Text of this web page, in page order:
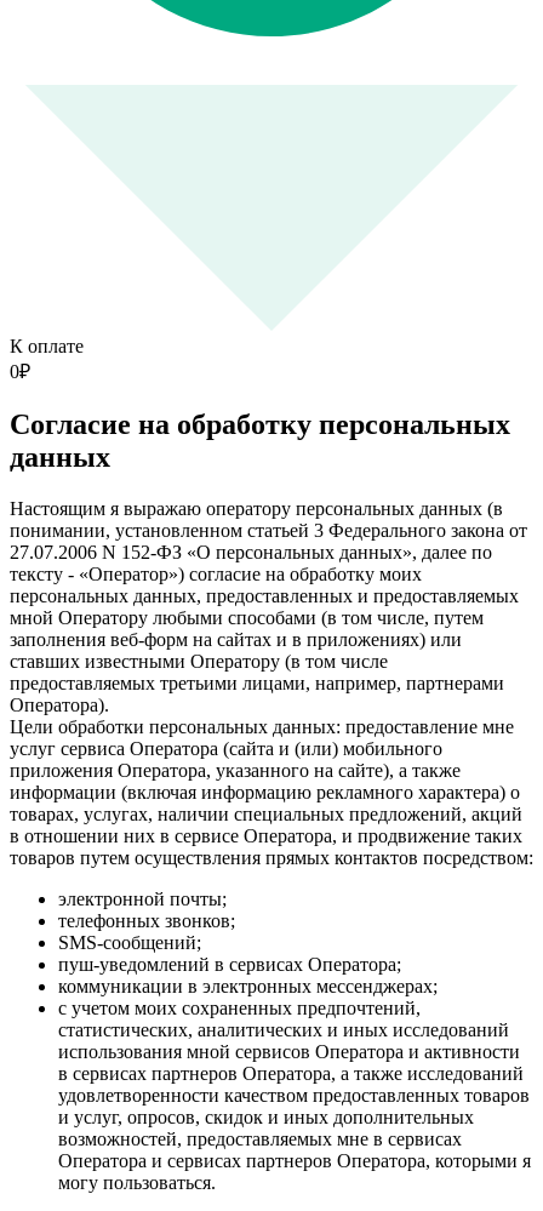
К оплате
0₽
Согласие на обработку персональных
данных
Настоящим я выражаю оператору персональных данных (в
понимании, установленном статьей 3 Федерального закона от
27.07.2006 N 152-ФЗ «О персональных данных», далее по
тексту - «Оператор») согласие на обработку моих
персональных данных, предоставленных и предоставляемых
мной Оператору любыми способами (в том числе, путем
заполнения веб-форм на сайтах и в приложениях) или
ставших известными Оператору (в том числе
предоставляемых третьими лицами, например, партнерами
Оператора).
Цели обработки персональных данных: предоставление мне
услуг сервиса Оператора (сайта и (или) мобильного
приложения Оператора, указанного на сайте), а также
информации (включая информацию рекламного характера) о
товарах, услугах, наличии специальных предложений, акций
в отношении них в сервисе Оператора, и продвижение таких
товаров путем осуществления прямых контактов посредством:
электронной почты;
телефонных звонков;
SMS-сообщений;
пуш-уведомлений в сервисах Оператора;
коммуникации в электронных мессенджерах;
с учетом моих сохраненных предпочтений,
статистических, аналитических и иных исследований
использования мной сервисов Оператора и активности
в сервисах партнеров Оператора, а также исследований
удовлетворенности качеством предоставленных товаров
и услуг, опросов, скидок и иных дополнительных
возможностей, предоставляемых мне в сервисах
Оператора и сервисах партнеров Оператора, которыми я
могу пользоваться.